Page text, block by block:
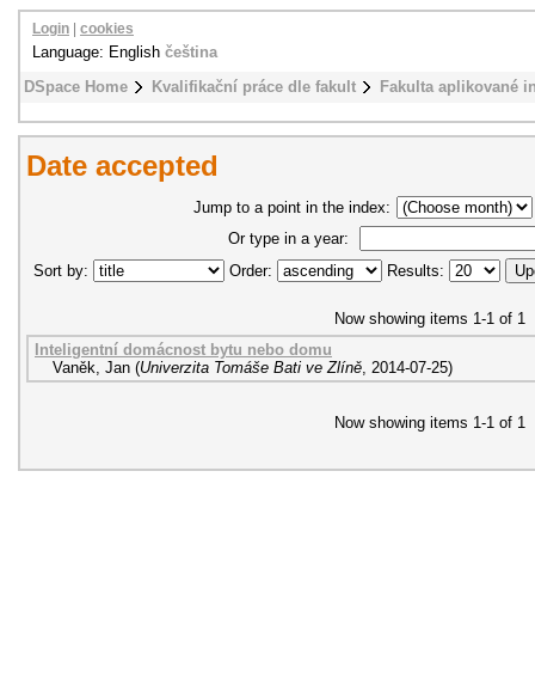
DSpace Home Kvalifikační práce dle fakult Fakulta aplikované
Login cookies
Language: English čeština
Date accepted
Jump to a point in the index:
Or type in a year:
Sort by:
Order: Results:
Now showing items 1-1 of 1
Inteligentní domácnost bytu nebo domu
Vaněk, Jan (Univerzita Tomáše Bati ve Zlíně, 2014-07-25)
Now showing items 1-1 of 1